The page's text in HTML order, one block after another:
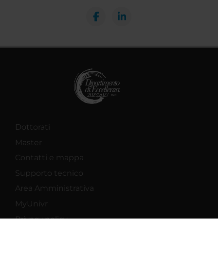
Dottorati
Master
Contatti e mappa
Supporto tecnico
Area Amministrativa
MyUnivr
Privacy policy